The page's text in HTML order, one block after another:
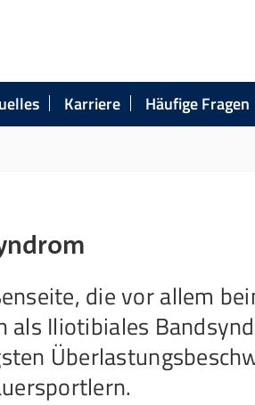
Karriere Häufige Fragen
die vor allem
als Iliotibiales